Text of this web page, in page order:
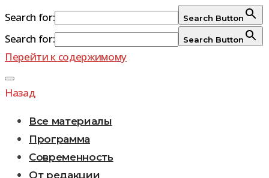
Search for: Search Button
Search for: Search Button
Перейти к содержимому
Назад
Все материалы
Программа
Современность
От редакции